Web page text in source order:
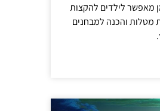
מאפשר לילדים להקצות
מטלות והכנה למבחנים